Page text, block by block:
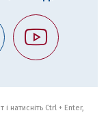
натисніть Ctrl + Enter,